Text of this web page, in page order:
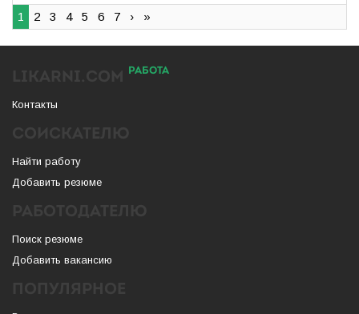
1 2 3 4 5 6 7 › »
РАБОТА
Контакты
Найти работу
Добавить резюме
Поиск резюме
Добавить вакансию